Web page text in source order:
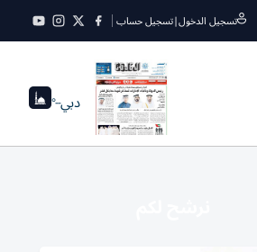
تسجيل الدخول|تسجيل حساب
دبي--°